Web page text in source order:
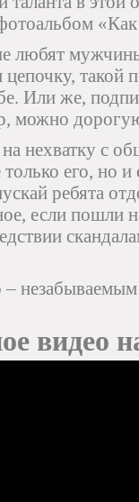
любят
такой
Или же,
можно
нехватку с
его, но и
ребята
если пошли
–
видео